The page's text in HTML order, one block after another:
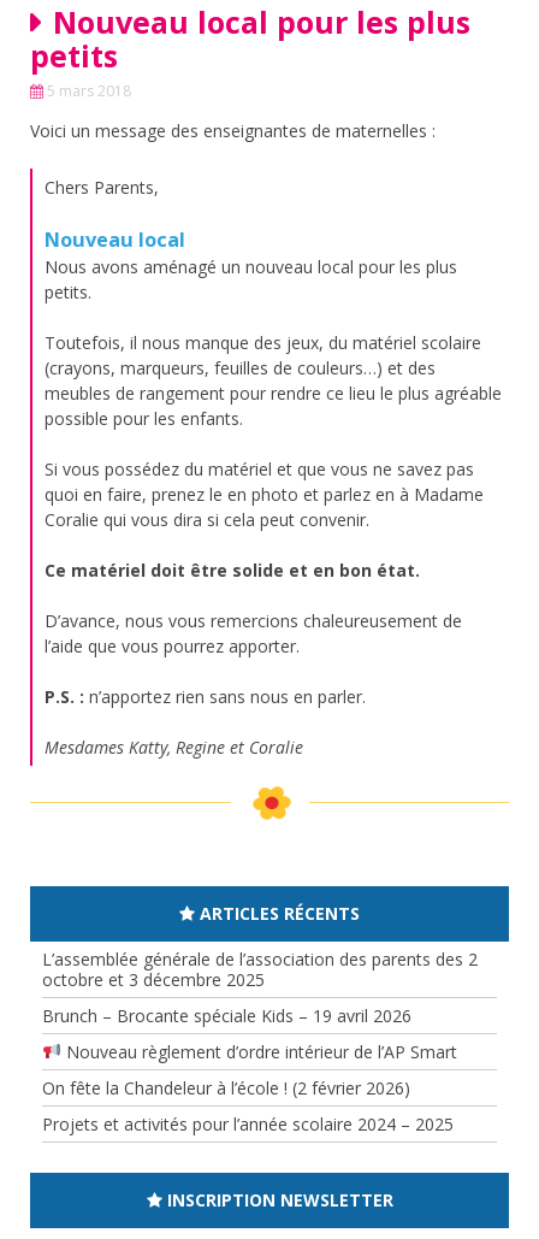
Nouveau local pour les plus
petits
5 mars 2018
Voici un message des enseignantes de maternelles :
Chers Parents,
Nouveau local
Nous avons aménagé un nouveau local pour les plus
petits.
Toutefois, il nous manque des jeux, du matériel scolaire
(crayons, marqueurs, feuilles de couleurs…) et des
meubles de rangement pour rendre ce lieu le plus agréable
possible pour les enfants.
Si vous possédez du matériel et que vous ne savez pas
quoi en faire, prenez le en photo et parlez en à Madame
Coralie qui vous dira si cela peut convenir.
Ce matériel doit être solide et en bon état.
D’avance, nous vous remercions chaleureusement de
l’aide que vous pourrez apporter.
P.S. : n’apportez rien sans nous en parler.
Mesdames Katty, Regine et Coralie
ARTICLES RÉCENTS
L’assemblée générale de l’association des parents des 2
octobre et 3 décembre 2025
Brunch – Brocante spéciale Kids – 19 avril 2026
Nouveau règlement d’ordre intérieur de l’AP Smart
On fête la Chandeleur à l’école ! (2 février 2026)
Projets et activités pour l’année scolaire 2024 – 2025
INSCRIPTION NEWSLETTER